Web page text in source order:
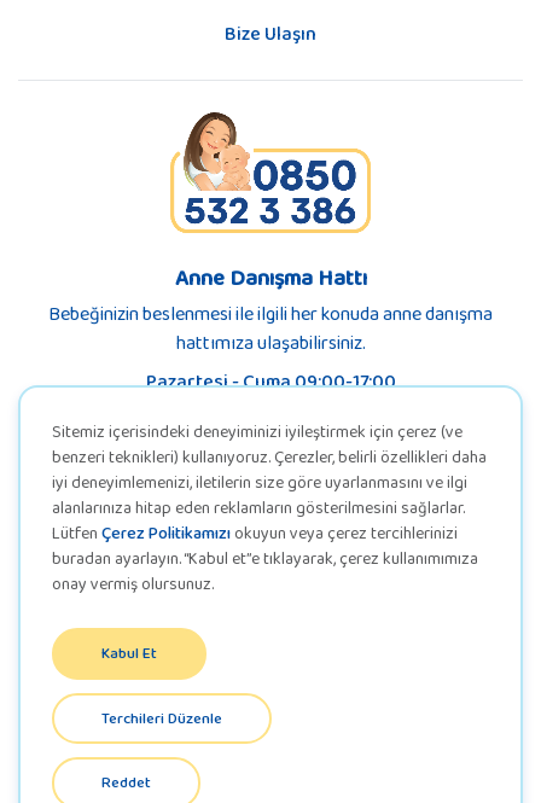
Bize Ulaşın
Anne Danışma Hattı
Bebeğinizin beslenmesi ile ilgili her konuda anne danışma
hattımıza ulaşabilirsiniz.
Pazartesi - Cuma 09:00-17:00
KVKK
Gizlilik Politikası
Sitemiz içerisindeki deneyiminizi iyileştirmek için çerez (ve
benzeri teknikleri) kullanıyoruz. Çerezler, belirli özellikleri daha
iyi deneyimlemenizi, iletilerin size göre uyarlanmasını ve ilgi
alanlarınıza hitap eden reklamların gösterilmesini sağlarlar.
LütfenÇerez Politikamızı okuyun veya çerez tercihlerinizi
buradan ayarlayın. “Kabul et”e tıklayarak, çerez kullanımımıza
onay vermiş olursunuz.
Kabul Et
Terchileri Düzenle
Reddet